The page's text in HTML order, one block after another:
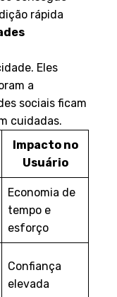
rápida
Eles
a
sociais ficam
cuidadas.
Impacto no
Usuário
Economia de
tempo e
esforço
Confiança
elevada